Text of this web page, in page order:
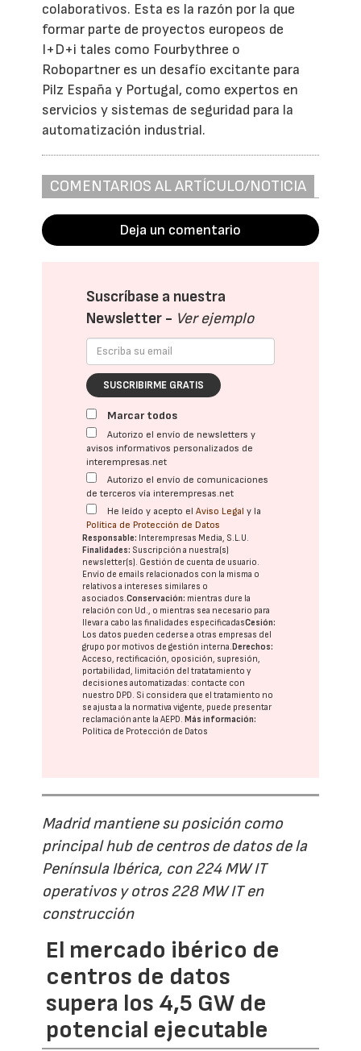
colaborativos. Esta es la razón por la que
formar parte de proyectos europeos de
I+D+i tales como Fourbythree o
Robopartner es un desafío excitante para
Pilz España y Portugal, como expertos en
servicios y sistemas de seguridad para la
automatización industrial.
COMENTARIOS AL ARTÍCULO/NOTICIA
Deja un comentario
Suscríbase a nuestra
Newsletter - Ver ejemplo
SUSCRIBIRME GRATIS
Marcar todos
Autorizo el envío de newsletters y
avisos informativos personalizados de
interempresas.net
Autorizo el envío de comunicaciones
de terceros vía interempresas.net
He leído y acepto elAviso Legal y la
Política de Protección de Datos
Responsable: Interempresas Media, S.L.U.
Finalidades: Suscripción a nuestra(s)
newsletter(s). Gestión de cuenta de usuario.
Envío de emails relacionados con la misma o
relativos a intereses similares o
asociados.Conservación: mientras dure la
relación con Ud., o mientras sea necesario para
llevar a cabo las finalidades especificadasCesión:
Los datos pueden cederse a otras empresas del
grupo por motivos de gestión interna.Derechos:
Acceso, rectificación, oposición, supresión,
portabilidad, limitación del tratatamiento y
decisiones automatizadas: contacte con
nuestro DPD . Si considera que el tratamiento no
se ajusta a la normativa vigente, puede presentar
reclamación ante laAEPD .Más información:
Política de Protección de Datos
Madrid mantiene su posición como
principal hub de centros de datos de la
Península Ibérica, con 224 MW IT
operativos y otros 228 MW IT en
construcción
El mercado ibérico de
centros de datos
supera los 4,5 GW de
potencial ejecutable